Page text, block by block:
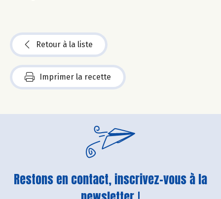
Retour à la liste
Imprimer la recette
Restons en contact, inscrivez-vous à la